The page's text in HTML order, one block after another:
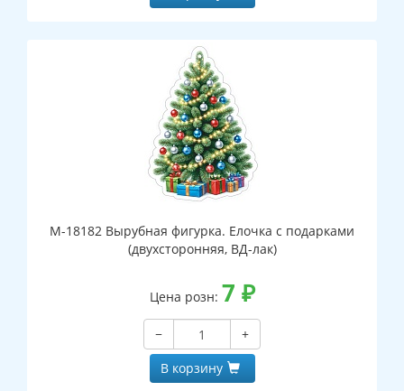
М-18182 Вырубная фигурка. Елочка с подарками
(двухсторонняя, ВД-лак)
Цена розн: 7 ₽
−
+
В корзину